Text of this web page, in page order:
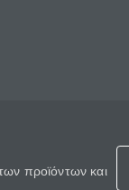
προϊόντων και